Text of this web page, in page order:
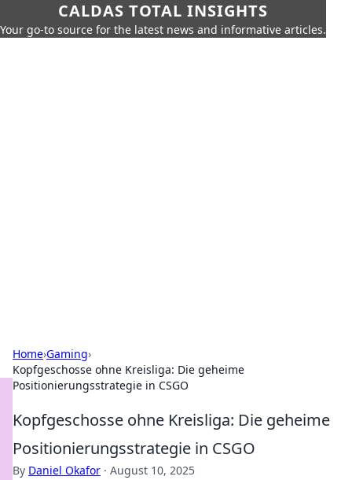
CALDAS TOTAL INSIGHTS
Your go-to source for the latest news and informative articles.
Home›Gaming›
Kopfgeschosse ohne Kreisliga: Die geheime
Positionierungsstrategie in CSGO
Kopfgeschosse ohne Kreisliga: Die geheime
Positionierungsstrategie in CSGO
By Daniel Okafor · August 10, 2025